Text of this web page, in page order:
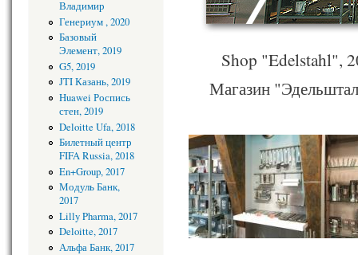
Владимир
Генериум , 2020
Базовый
Элемент, 2019
G5, 2019
JTI Казань, 2019
Huawei Роспись
стен, 2019
Deloitte Ufa, 2018
Билетный центр
FIFA Russia, 2018
En+Group, 2017
Модуль Банк,
2017
Lilly Pharma, 2017
Deloitte, 2017
Альфа Банк, 2017
Shop "Edelstahl",
Магазин